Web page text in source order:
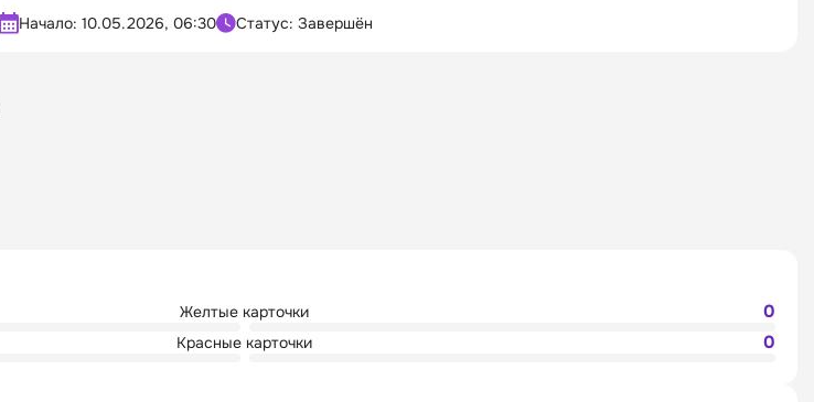
Начало: 10.05.2026, 06:30 Статус: Завершён
Желтые карточки
0
Красные карточки 0